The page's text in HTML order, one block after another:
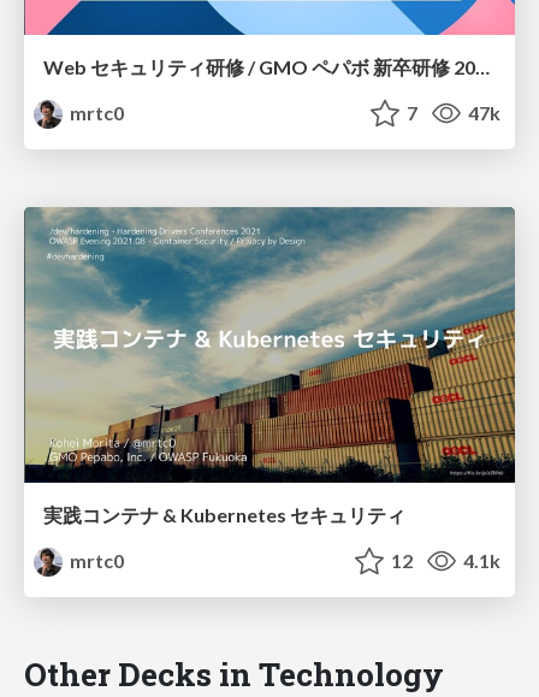
Web セキュリティ研修 / GMO ペパボ 新卒研修 2021
mrtc0
7 47k
実践コンテナ & Kubernetes セキュリティ
mrtc0
12 4.1k
Other Decks in Technology